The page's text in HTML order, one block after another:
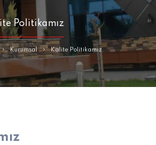
Politikamız
Kurumsal Kalite Politikamız